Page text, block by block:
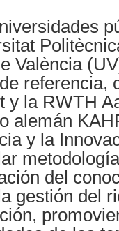
València
referencia,
y la RWTH
alemán
y la
del
gestión del